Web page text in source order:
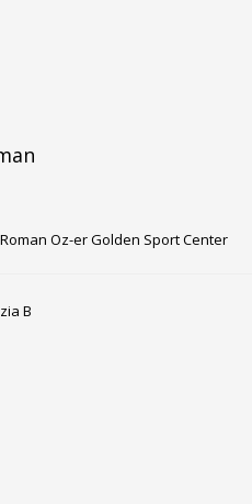
Oz-er Golden Sport Center